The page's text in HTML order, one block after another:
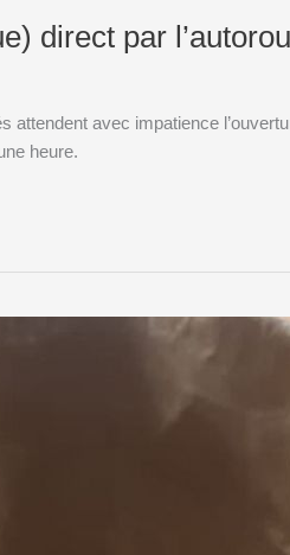
direct par
avec impatience
heure.